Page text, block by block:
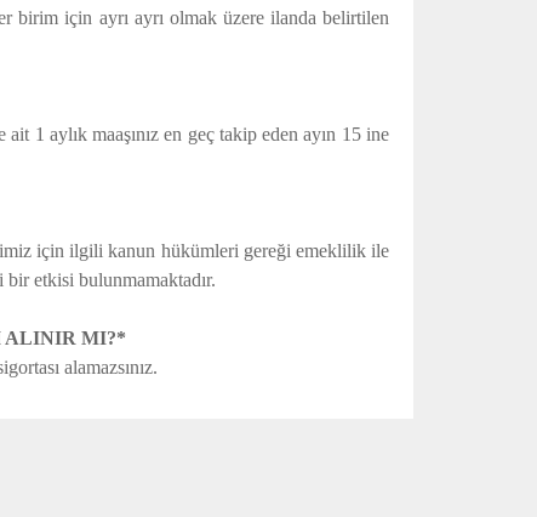
birim için ayrı ayrı olmak üzere ilanda belirtilen
1 aylık maaşınız en geç takip eden ayın 15 ine
için ilgili kanun hükümleri gereği emeklilik ile
etkisi bulunmamaktadır.
ALINIR MI?*
alamazsınız.